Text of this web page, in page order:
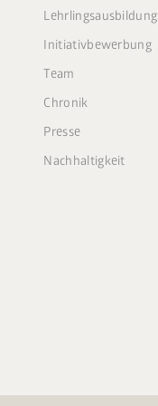
Lehrlingsausbildung
Initiativbewerbung
Team
Chronik
Presse
Nachhaltigkeit